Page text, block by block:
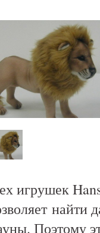
игрушек
найти
Поэтому